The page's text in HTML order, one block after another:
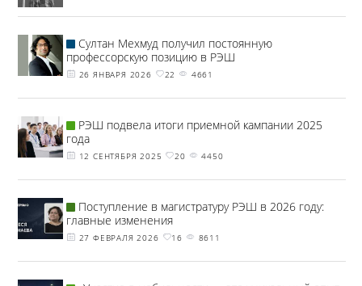
Султан Мехмуд получил постоянную
профессорскую позицию в РЭШ
26 ЯНВАРЯ 2026 22 4661
РЭШ подвела итоги приемной кампании 2025
года
12 СЕНТЯБРЯ 2025 20 4450
Поступление в магистратуру РЭШ в 2026 году:
главные изменения
27 ФЕВРАЛЯ 2026 16 8611